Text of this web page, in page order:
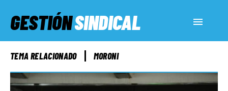
GESTIÓNSINDICAL
ACTUALIDAD
SERVICIOS SOCIALES
TEMA RELACIONADO MORONI